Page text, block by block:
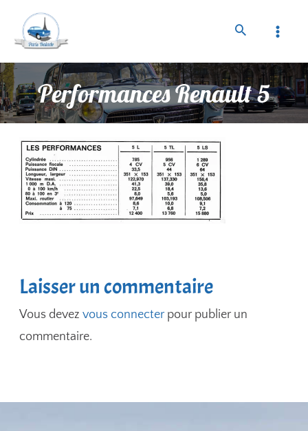
Performances Renault 5
Laisser un commentaire
Vous devezvous connecterpour publier un
commentaire.